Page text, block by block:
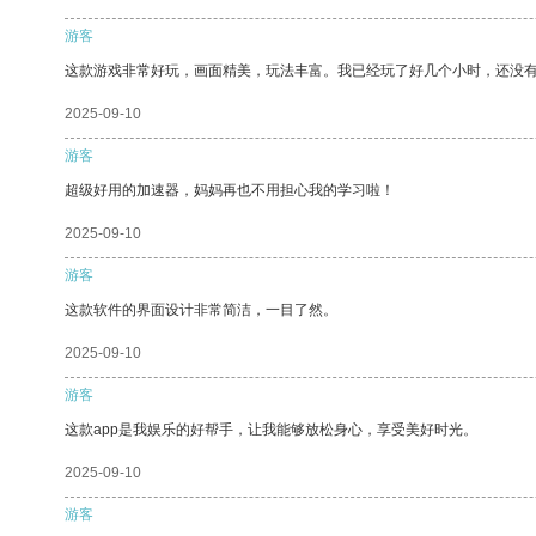
游客
这款游戏非常好玩，画面精美，玩法丰富。我已经玩了好几个小时，还没
2025-09-10
游客
超级好用的加速器，妈妈再也不用担心我的学习啦！
2025-09-10
游客
这款软件的界面设计非常简洁，一目了然。
2025-09-10
游客
这款app是我娱乐的好帮手，让我能够放松身心，享受美好时光。
2025-09-10
游客